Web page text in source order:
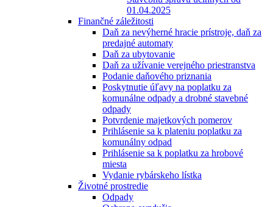
01.04.2025
Finančné záležitosti
Daň za nevýherné hracie prístroje, daň za
predajné automaty
Daň za ubytovanie
Daň za užívanie verejného priestranstva
Podanie daňového priznania
Poskytnutie úľavy na poplatku za
komunálne odpady a drobné stavebné
odpady
Potvrdenie majetkových pomerov
Prihlásenie sa k plateniu poplatku za
komunálny odpad
Prihlásenie sa k poplatku za hrobové
miesta
Vydanie rybárskeho lístka
Životné prostredie
Odpady